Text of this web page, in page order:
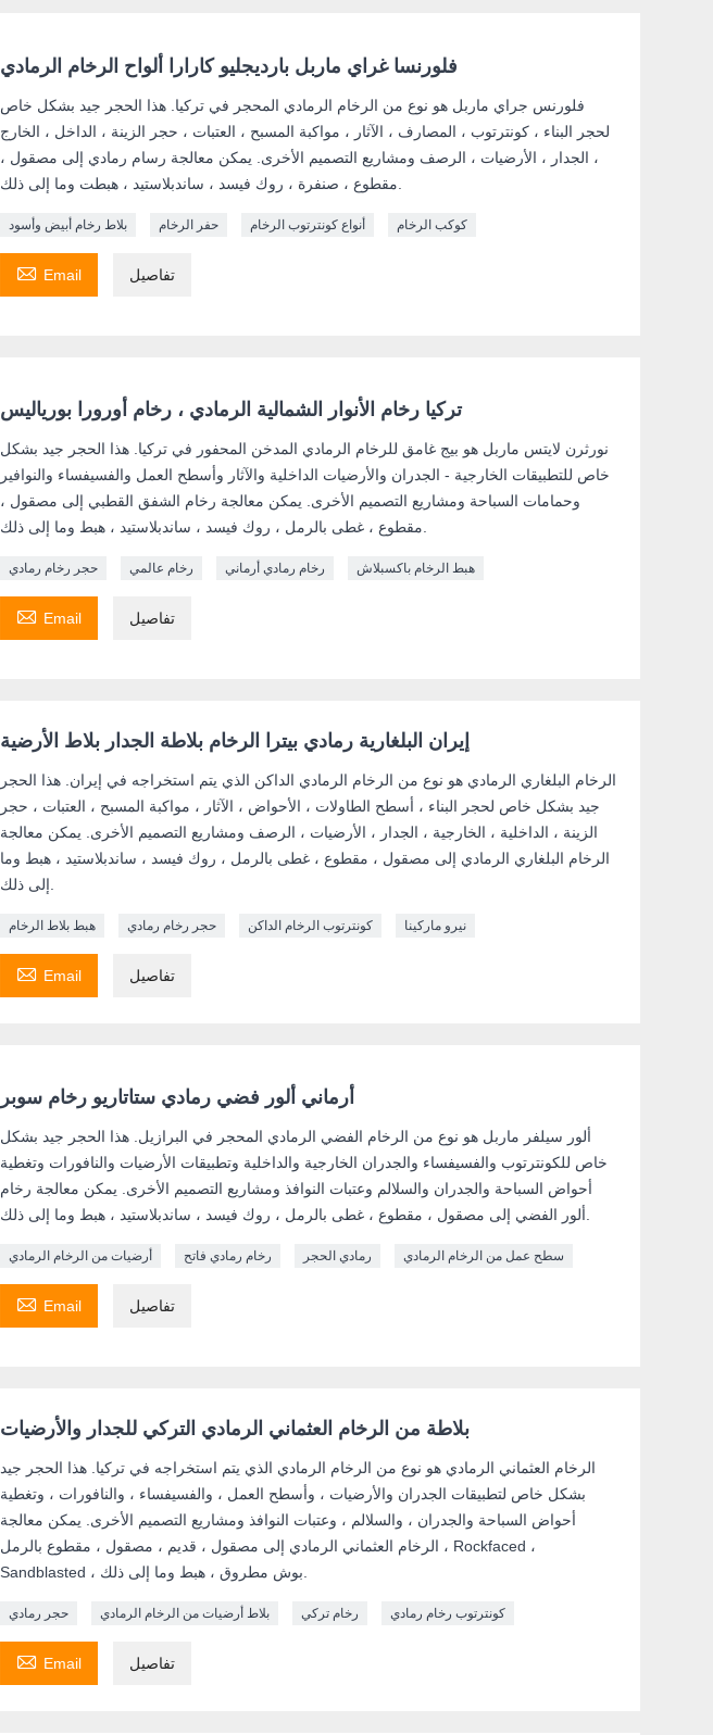
فلورنسا غراي ماربل بارديجليو كارارا ألواح الرخام الرمادي
فلورنس جراي ماربل هو نوع من الرخام الرمادي المحجر في تركيا. هذا الحجر جيد بشكل خاص
لحجر البناء ، كونترتوب ، المصارف ، الآثار ، مواكبة المسبح ، العتبات ، حجر الزينة ، الداخل ، الخارج
، الجدار ، الأرضيات ، الرصف ومشاريع التصميم الأخرى. يمكن معالجة رسام رمادي إلى مصقول ،
بلاط رخام أبيض وأسود حفر الرخام أنواع كونترتوب الرخام كوكب الرخام
 Email تفاصيل
تركيا رخام الأنوار الشمالية الرمادي ، رخام أورورا بورياليس
نورثرن لايتس ماربل هو بيج غامق للرخام الرمادي المدخن المحفور في تركيا. هذا الحجر جيد بشكل
خاص للتطبيقات الخارجية - الجدران والأرضيات الداخلية والآثار وأسطح العمل والفسيفساء والنوافير
وحمامات السباحة ومشاريع التصميم الأخرى. يمكن معالجة رخام الشفق القطبي إلى مصقول ،
حجر رخام رمادي رخام عالمي رخام رمادي أرماني هبط الرخام باكسبلاش
 Email تفاصيل
إيران البلغارية رمادي بيترا الرخام بلاطة الجدار بلاط الأرضية
الرخام البلغاري الرمادي هو نوع من الرخام الرمادي الداكن الذي يتم استخراجه في إيران. هذا الحجر
جيد بشكل خاص لحجر البناء ، أسطح الطاولات ، الأحواض ، الآثار ، مواكبة المسبح ، العتبات ، حجر
الزينة ، الداخلية ، الخارجية ، الجدار ، الأرضيات ، الرصف ومشاريع التصميم الأخرى. يمكن معالجة
الرخام البلغاري الرمادي إلى مصقول ، مقطوع ، غطى بالرمل ، روك فيسد ، ساندبلاستيد ، هبط وما
هبط بلاط الرخام حجر رخام رمادي كونترتوب الرخام الداكن نيرو ماركينا
 Email تفاصيل
أرماني ألور فضي رمادي ستاتاريو رخام سوبر
ألور سيلفر ماربل هو نوع من الرخام الفضي الرمادي المحجر في البرازيل. هذا الحجر جيد بشكل
خاص للكونترتوب والفسيفساء والجدران الخارجية والداخلية وتطبيقات الأرضيات والنافورات وتغطية
أحواض السباحة والجدران والسلالم وعتبات النوافذ ومشاريع التصميم الأخرى. يمكن معالجة رخام
أرضيات من الرخام الرمادي رخام رمادي فاتح رمادي الحجر سطح عمل من الرخام الرمادي
 Email تفاصيل
بلاطة من الرخام العثماني الرمادي التركي للجدار والأرضيات
الرخام العثماني الرمادي هو نوع من الرخام الرمادي الذي يتم استخراجه في تركيا. هذا الحجر جيد
بشكل خاص لتطبيقات الجدران والأرضيات ، وأسطح العمل ، والفسيفساء ، والنافورات ، وتغطية
أحواض السباحة والجدران ، والسلالم ، وعتبات النوافذ ومشاريع التصميم الأخرى. يمكن معالجة
الرخام العثماني الرمادي إلى مصقول ، قديم ، مصقول ، مقطوع بالرمل ، Rockfaced ،
حجر رمادي بلاط أرضيات من الرخام الرمادي رخام تركي كونترتوب رخام رمادي
 Email تفاصيل